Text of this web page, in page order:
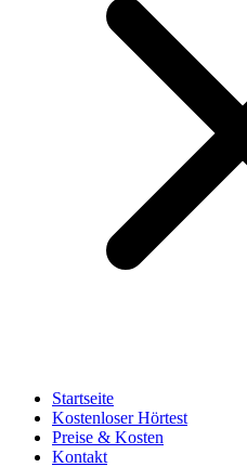
Startseite
Kostenloser Hörtest
Preise & Kosten
Kontakt